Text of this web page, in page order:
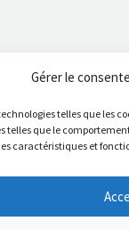
Gérer le
telles que les
que le
caractéristiques et